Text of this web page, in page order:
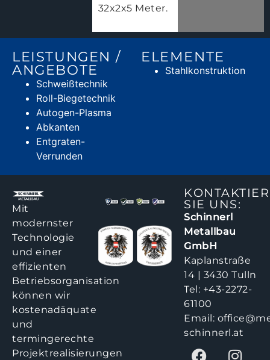
32x2x5 Meter.
LEISTUNGEN /
ANGEBOTE
Schweißtechnik
Roll-Biegetechnik
Autogen-Plasma
Abkanten
Entgraten-
Verrunden
ELEMENTE
Stahlkonstruktion
Mit
modernster
Technologie
und einer
effizienten
Betriebsorganisation
können wir
kostenadäquate
und
termingerechte
Projektrealisierungen
SIE UNS:
Schinnerl
Metallbau
GmbH
Kaplanstraße
14 | 3430 Tulln
Tel: +43-2272-
61100
Email:
schinnerl.at